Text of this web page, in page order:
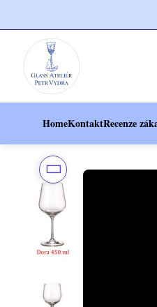
HomeKontaktRecenze